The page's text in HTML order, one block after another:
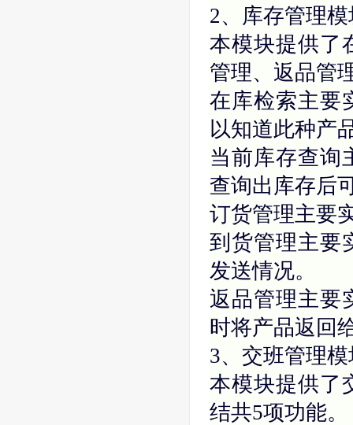
2、库存管理模
本模块提供了
管理、返品管
在库检索主要
以知道此种产
当前库存查询
查询出库存后
订货管理主要
到货管理主要
发送情况。
返品管理主要
时将产品返回
3、交班管理模
本模块提供了
结共5项功能。